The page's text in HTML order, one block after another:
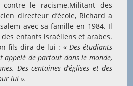
le racisme.Militant des
directeur d’école, Richard a
avec sa famille en 1984. Il
des enfants israéliens et arabes.
fils dira de lui : « Des étudiants
appelé de partout dans le monde,
Des centaines d’églises et des
lui ».